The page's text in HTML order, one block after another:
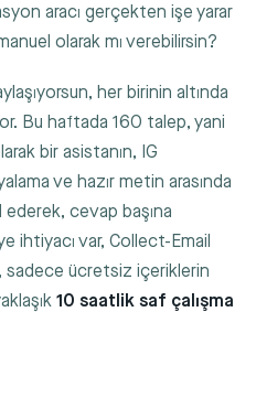
aracı gerçekten işe yarar
olarak mı verebilirsin?
her birinin altında
Bu haftada 160 talep, yani
bir asistanın, IG
ve hazır metin arasında
cevap başına
ihtiyacı var, Collect-Email
sadece ücretsiz içeriklerin
10 saatlik saf çalışma